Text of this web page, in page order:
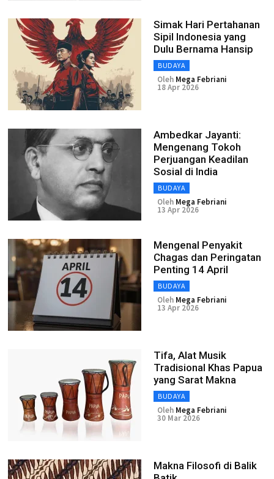
Simak Hari Pertahanan
Sipil Indonesia yang
Dulu Bernama Hansip
BUDAYA
Oleh Mega Febriani
18 Apr 2026
Ambedkar Jayanti:
Mengenang Tokoh
Perjuangan Keadilan
Sosial di India
BUDAYA
Oleh Mega Febriani
13 Apr 2026
Mengenal Penyakit
Chagas dan Peringatan
Penting 14 April
BUDAYA
Oleh Mega Febriani
13 Apr 2026
Tifa, Alat Musik
Tradisional Khas Papua
yang Sarat Makna
BUDAYA
Oleh Mega Febriani
30 Mar 2026
Makna Filosofi di Balik